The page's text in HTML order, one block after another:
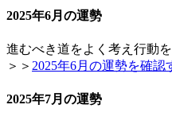
2025年6月の運勢
進むべき道をよく考え行動
＞＞ 2025年6月の運勢を確認
2025年7月の運勢